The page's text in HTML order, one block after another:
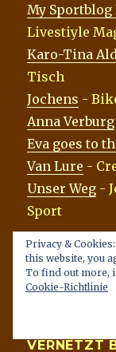
My
Livestiyle
Karo-Tina
Tisch
Jochens -
Anna Verburg
Eva goes to
Van Lure -
Unser Weg -
Sport
wird weiter
VERNETZT
Privacy &
this website, you
To find out more,
Cookie-Richtlinie